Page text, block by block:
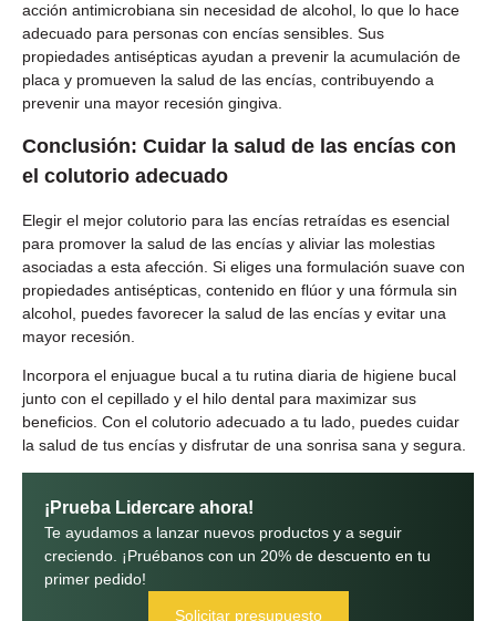
acción antimicrobiana sin necesidad de alcohol, lo que lo hace
adecuado para personas con encías sensibles. Sus
propiedades antisépticas ayudan a prevenir la acumulación de
placa y promueven la salud de las encías, contribuyendo a
prevenir una mayor recesión gingiva.
Conclusión: Cuidar la salud de las encías con
el colutorio adecuado
Elegir el mejor colutorio para las encías retraídas es esencial
para promover la salud de las encías y aliviar las molestias
asociadas a esta afección. Si eliges una formulación suave con
propiedades antisépticas, contenido en flúor y una fórmula sin
alcohol, puedes favorecer la salud de las encías y evitar una
mayor recesión.
Incorpora el enjuague bucal a tu rutina diaria de higiene bucal
junto con el cepillado y el hilo dental para maximizar sus
beneficios. Con el colutorio adecuado a tu lado, puedes cuidar
la salud de tus encías y disfrutar de una sonrisa sana y segura.
¡Prueba Lidercare ahora!
Te ayudamos a lanzar nuevos productos y a seguir
creciendo. ¡Pruébanos con un 20% de descuento en tu
primer pedido!
Solicitar presupuesto